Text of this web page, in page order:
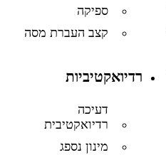
ספיקה
קצב העברת מסה
רדיואקטיביות
דעיכה
רדיואקטיבית
מינון נספג